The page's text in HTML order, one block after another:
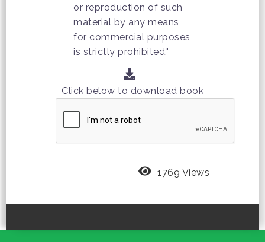
or reproduction of such
material by any means
for commercial purposes
is strictly prohibited."
Click below to download book
1769 Views